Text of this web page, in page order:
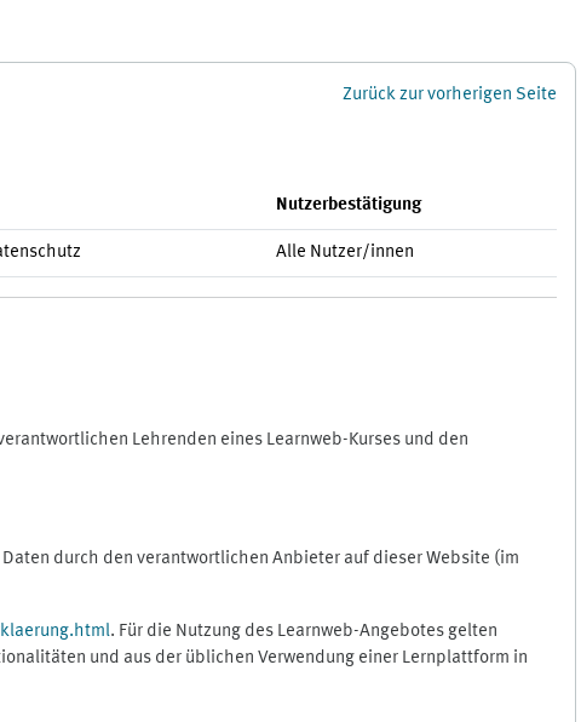
Zurück zur vorherigen Seite
Nutzerbestätigung
Alle Nutzer/innen
Lehrenden eines Learnweb-Kurses und den
durch den verantwortlichen Anbieter auf dieser Website (im
. Für die Nutzung des Learnweb-Angebotes gelten
und aus der üblichen Verwendung einer Lernplattform in